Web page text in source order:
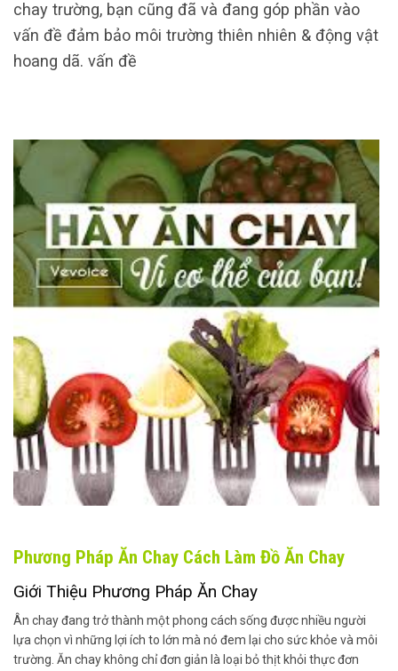
chay trường, bạn cũng đã và đang góp phần vào
vấn đề đảm bảo môi trường thiên nhiên & động vật
hoang dã. vấn đề
Phương Pháp Ăn Chay Cách Làm Đồ Ăn Chay
Giới Thiệu Phương Pháp Ăn Chay
Ân chay đang trở thành một phong cách sống được nhiều người
lựa chọn vì những lợi ích to lớn mà nó đem lại cho sức khỏe và môi
trường. Ăn chay không chỉ đơn giản là loại bỏ thịt khỏi thực đơn